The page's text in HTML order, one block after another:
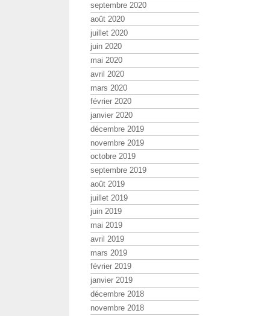
septembre 2020
août 2020
juillet 2020
juin 2020
mai 2020
avril 2020
mars 2020
février 2020
janvier 2020
décembre 2019
novembre 2019
octobre 2019
septembre 2019
août 2019
juillet 2019
juin 2019
mai 2019
avril 2019
mars 2019
février 2019
janvier 2019
décembre 2018
novembre 2018